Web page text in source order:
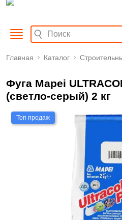
Главная Каталог
Фуга Mapei
(светло-серый) 2 кг
Топ продаж